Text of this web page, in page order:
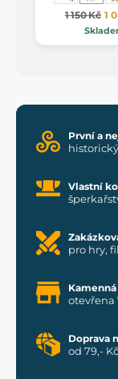
1 150 Kč 1
První a
Vlastní
pro hry,
otevřena
Doprava
od 79,- Kč